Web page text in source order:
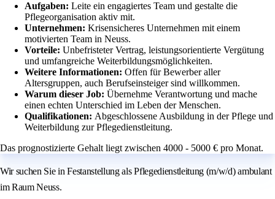
Aufgaben: Leite ein engagiertes Team und gestalte die
Pflegeorganisation aktiv mit.
Unternehmen: Krisensicheres Unternehmen mit einem
motivierten Team in Neuss.
Vorteile: Unbefristeter Vertrag, leistungsorientierte Vergütung
und umfangreiche Weiterbildungsmöglichkeiten.
Weitere Informationen: Offen für Bewerber aller
Altersgruppen, auch Berufseinsteiger sind willkommen.
Warum dieser Job: Übernehme Verantwortung und mache
einen echten Unterschied im Leben der Menschen.
Qualifikationen: Abgeschlossene Ausbildung in der Pflege und
Weiterbildung zur Pflegedienstleitung.
Das prognostizierte Gehalt liegt zwischen 4000 - 5000 € pro Monat.
Wir suchen Sie in Festanstellung als Pflegedienstleitung (m/w/d) ambulant
im Raum Neuss.